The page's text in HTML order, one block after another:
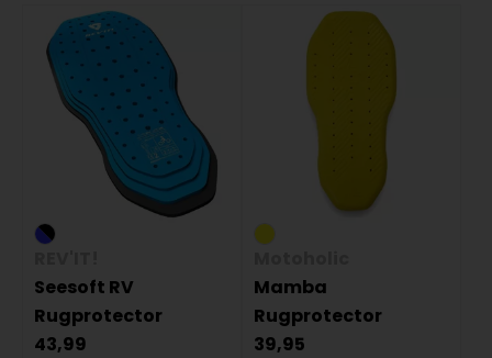
Seesoft RV
Rugprotector
43,99
Mamba
Rugprotector
39,95